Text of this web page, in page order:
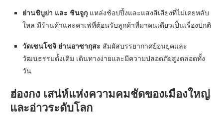
ย่านชิบูย่า และ ชินจูกุ แหล่งช้อปปิ้งและแสงสีเสียงที่ไม่เคยหลับ
ใหล มีร้านค้าและคาเฟ่ที่ต้อนรับลูกค้าที่มาคนเดียวเป็นเรื่องปกติ
วัดเซนโซจิ ย่านอาซากุสะ สัมผัสบรรยากาศย้อนยุคและ
วัฒนธรรมดั้งเดิม เดินทางง่ายและมีความปลอดภัยสูงตลอดทั้ง
วัน
ฮ่องกง เสน่ห์แห่งความคมชัดของเมืองใหญ่
และอ่าวระดับโลก